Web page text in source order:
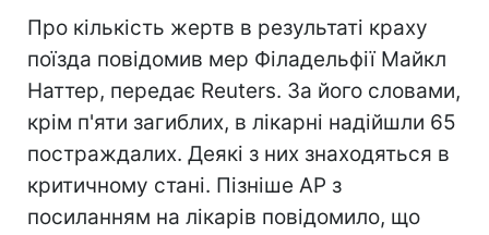
Про кількість жертв в результаті краху
поїзда повідомив мер Філадельфії Майкл
Наттер, передає Reuters. За його словами,
крім п'яти загиблих, в лікарні надійшли 65
постраждалих. Деякі з них знаходяться в
критичному стані. Пізніше AP з
посиланням на лікарів повідомило, що